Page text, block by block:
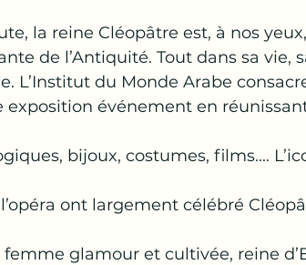
la reine Cléopâtre est, à nos
de l’Antiquité. Tout dans sa vie,
L’Institut du Monde Arabe
exposition événement en
bijoux, costumes, films....
ont largement célébré
glamour et cultivée, reine